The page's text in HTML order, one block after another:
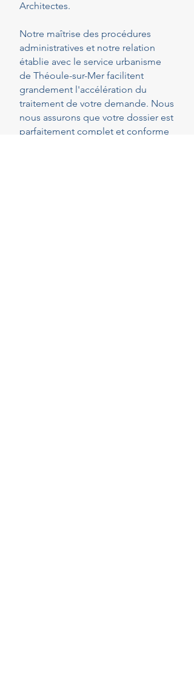
Architectes.
Notre maîtrise des procédures
administratives et notre relation
établie avec le service urbanisme
de Théoule-sur-Mer facilitent
grandement l'accélération du
traitement de votre demande. Nous
nous assurons que votre dossier est
parfaitement complet et conforme